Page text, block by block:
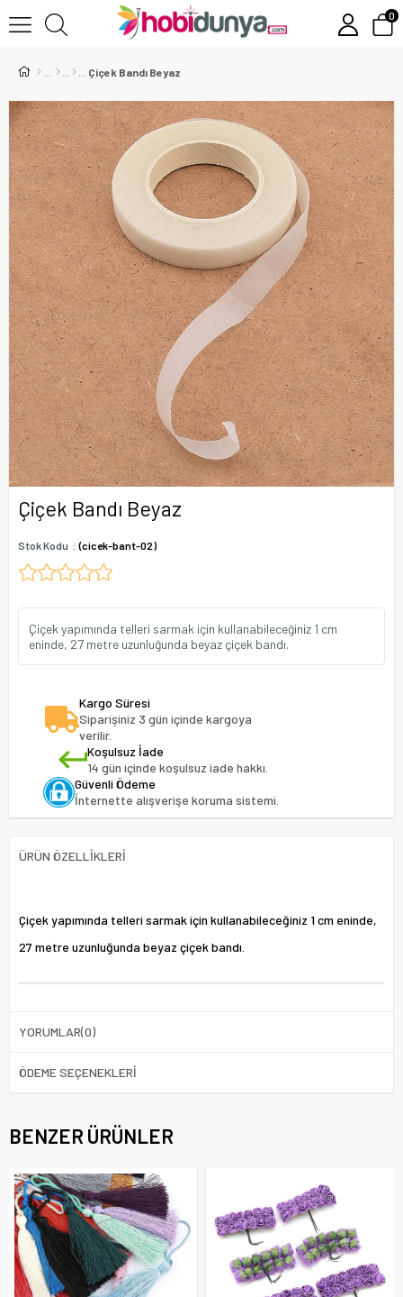
0
Çiçek Bandı Beyaz
Çiçek Bandı Beyaz
Stok Kodu (cicek-bant-02)
Çiçek yapımında telleri sarmak için kullanabileceğiniz 1 cm
eninde, 27 metre uzunluğunda beyaz çiçek bandı.
Kargo Süresi
Siparişiniz 3 gün içinde kargoya
verilir.
Koşulsuz İade
14 gün içinde koşulsuz iade hakkı.
Güvenli Ödeme
İnternette alışverişe koruma sistemi.
ÜRÜN ÖZELLIKLERI
Çiçek yapımında telleri sarmak için kullanabileceğiniz 1 cm eninde,
27 metre uzunluğunda beyaz çiçek bandı.
YORUMLAR(0)
ÖDEME SEÇENEKLERI
BENZER ÜRÜNLER